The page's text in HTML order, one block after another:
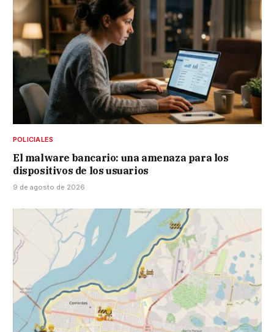
POLICIALES
El malware bancario: una amenaza para los
dispositivos de los usuarios
9 de agosto de 2026